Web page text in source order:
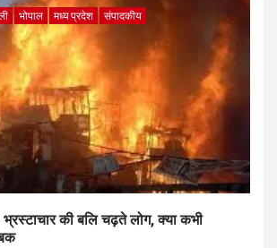
भोपाल मध्य प्रदेश संपादकीय
की बलि चढ़ते लोग, क्या कभी